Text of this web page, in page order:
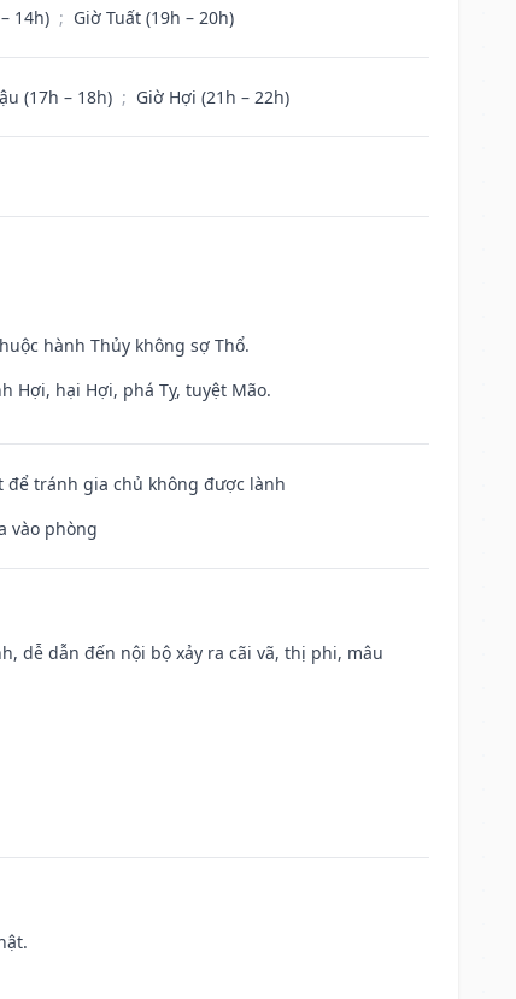
14h) ; Giờ Tuất (19h – 20h)
(17h – 18h) ; Giờ Hợi (21h – 22h)
hành Thủy không sợ Thổ.
Hợi, hại Hợi, phá Tỵ, tuyệt Mão.
để tránh gia chủ không được lành
vào phòng
dễ dẫn đến nội bộ xảy ra cãi vã, thị phi, mâu